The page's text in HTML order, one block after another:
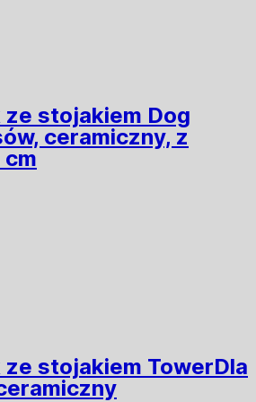
stojakiem Dog
ceramiczny, z
cm
stojakiem TowerDla